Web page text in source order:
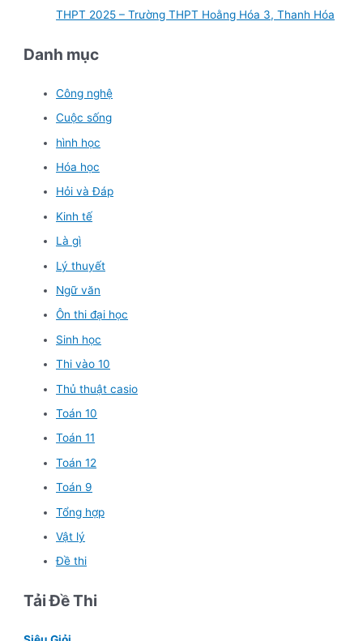
THPT 2025 – Trường THPT Hoằng Hóa 3, Thanh Hóa
Danh mục
Công nghệ
Cuộc sống
hình học
Hóa học
Hỏi và Đáp
Kinh tế
Là gì
Lý thuyết
Ngữ văn
Ôn thi đại học
Sinh học
Thi vào 10
Thủ thuật casio
Toán 10
Toán 11
Toán 12
Toán 9
Tổng hợp
Vật lý
Đề thi
Tải Đề Thi